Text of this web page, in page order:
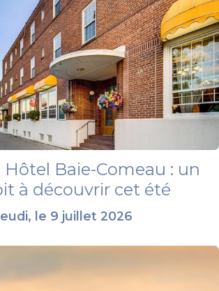
Hôtel Baie-Comeau : un
à découvrir cet été
le 9 juillet 2026